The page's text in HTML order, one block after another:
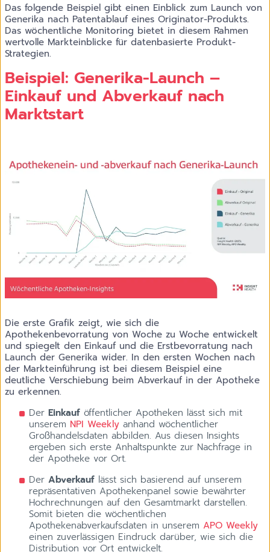
Das folgende Beispiel gibt einen Einblick zum Launch von
Generika nach Patentablauf eines Originator-Produkts.
Das wöchentliche Monitoring bietet in diesem Rahmen
wertvolle Markteinblicke für datenbasierte Produkt-
Strategien.
Beispiel: Generika-Launch –
Einkauf und Abverkauf nach
Marktstart
Die erste Grafik zeigt, wie sich die
Apothekenbevorratung von Woche zu Woche entwickelt
und spiegelt den Einkauf und die Erstbevorratung nach
Launch der Generika wider. In den ersten Wochen nach
der Markteinführung ist bei diesem Beispiel eine
deutliche Verschiebung beim Abverkauf in der Apotheke
zu erkennen.
Der Einkauf öffentlicher Apotheken lässt sich mit
unserem NPI Weekly anhand wöchentlicher
Großhandelsdaten abbilden. Aus diesen Insights
ergeben sich erste Anhaltspunkte zur Nachfrage in
der Apotheke vor Ort.
Der Abverkauf lässt sich basierend auf unserem
repräsentativen Apothekenpanel sowie bewährter
Hochrechnungen auf den Gesamtmarkt darstellen.
Somit bieten die wöchentlichen
Apothekenabverkaufsdaten in unserem APO Weekly
einen zuverlässigen Eindruck darüber, wie sich die
Distribution vor Ort entwickelt.